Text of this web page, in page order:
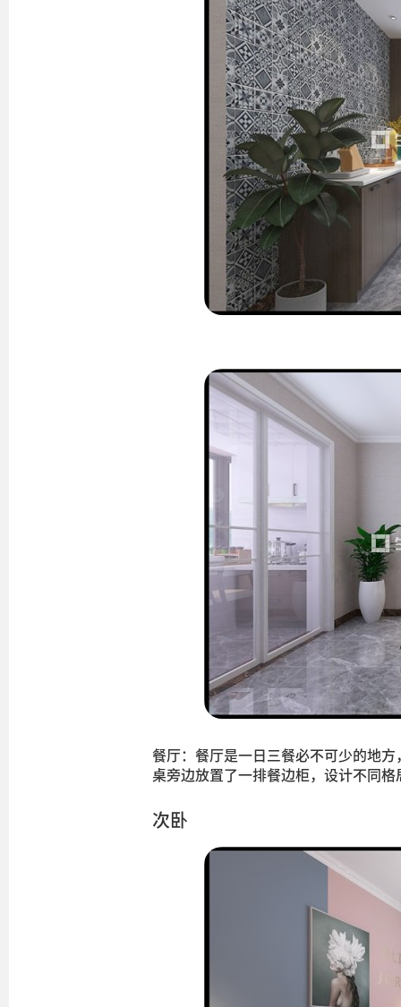
餐厅：餐厅是一日三餐必不可少的地
桌旁边放置了一排餐边柜，设计不同
次卧